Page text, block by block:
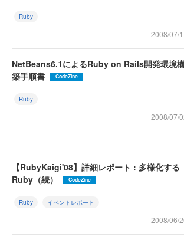
Ruby
2008/07/
NetBeans6.1によるRuby on Rails開発環境
築手順書
CodeZine
Ruby
2008/07/
【RubyKaigi'08】詳細レポート : 多様化する
Ruby（続）
CodeZine
Ruby イベントレポート
2008/06/